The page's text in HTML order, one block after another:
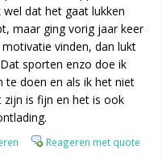
wel dat het gaat lukken
maar ging vorig jaar keer
vinden, dan lukt
sporten enzo doe ik
doen en als ik het niet
is fijn en het is ook
Reageren met quote